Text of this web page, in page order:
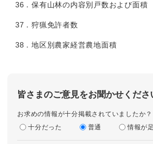
36．保有山林の内容別戸数および面積
37．狩猟免許者数
38．地区別農家経営農地面積
皆さまのご意見をお聞かせくださ
お求めの情報が十分掲載されていましたか？
十分だった
普通 情報が